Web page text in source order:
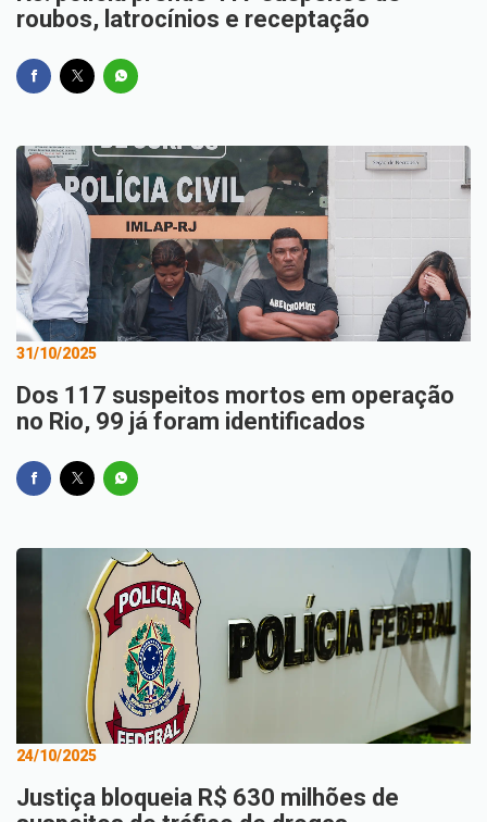
roubos, latrocínios e receptação
31/10/2025
Dos 117 suspeitos mortos em operação
no Rio, 99 já foram identificados
24/10/2025
Justiça bloqueia R$ 630 milhões de